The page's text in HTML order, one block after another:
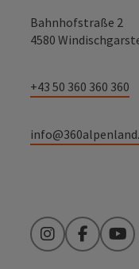
Bahnhofstraße 2
4580
+43 50 360 360 360
InstagramFacebook